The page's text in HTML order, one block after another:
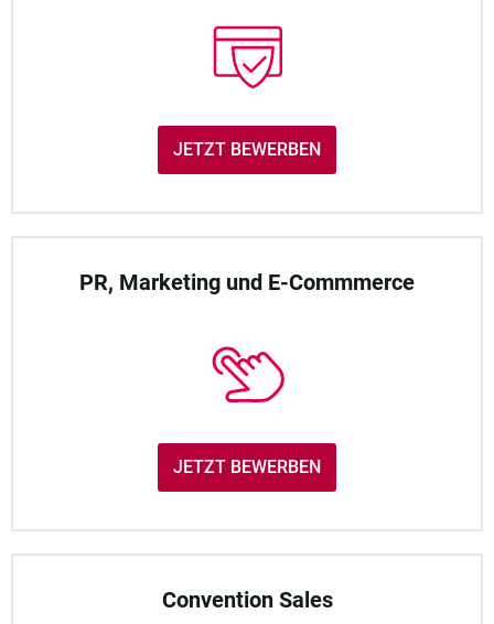
JETZT BEWERBEN
PR, Marketing und E-Commmerce
JETZT BEWERBEN
Convention Sales